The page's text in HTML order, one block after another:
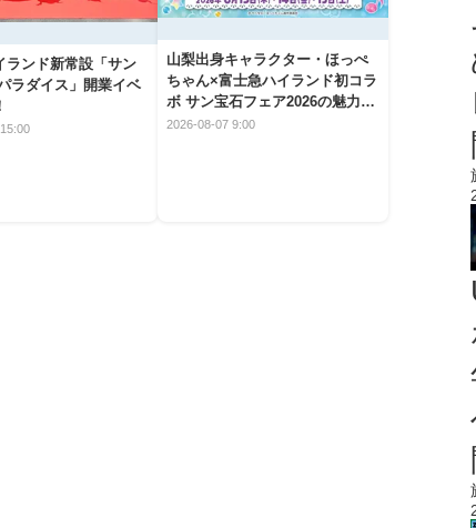
ランド新常設「サン
ラダイス」開業イベ
山梨出身キャラクター・ほっぺ
ちゃん×富士急ハイランド初コラ
ボ サン宝石フェア2026の魅力と
楽しみ方
2026-08-07 9:00